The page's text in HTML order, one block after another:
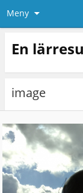
Meny
En
image